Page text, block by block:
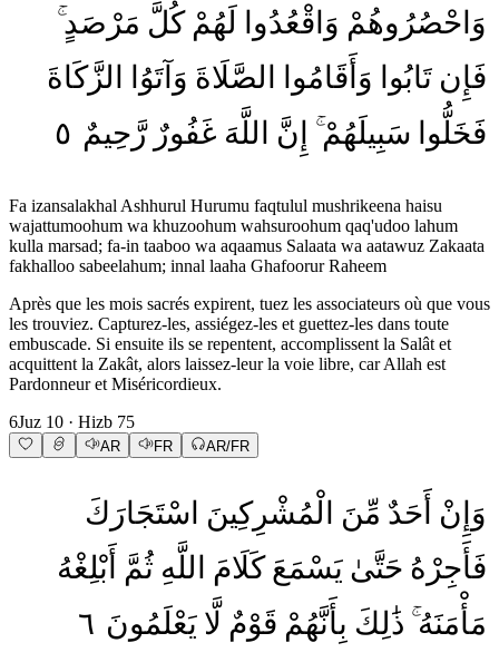
وَاحْصُرُوهُمْ وَاقْعُدُوا لَهُمْ كُلَّ مَرْصَدٍ
فَإِن تَابُوا وَأَقَامُوا الصَّلَاةَ وَآتَوُا
الزَّكَاةَ
فَخَلُّوا سَبِيلَهُمْ إِنَّ اللَّهَ غَفُورٌ رَّحِيمٌ ٥
Fa izansalakhal Ashhurul Hurumu faqtulul mushrikeena haisu
wajattumoohum wa khuzoohum wahsuroohum qaq'udoo lahum
kulla marsad; fa-in taaboo wa aqaamus Salaata wa aatawuz Zakaata
fakhalloo sabeelahum; innal laaha Ghafoorur Raheem
Après que les mois sacrés expirent, tuez les associateurs où que vous
les trouviez. Capturez-les, assiégez-les et guettez-les dans toute
embuscade. Si ensuite ils se repentent, accomplissent la Salât et
acquittent la Zakât, alors laissez-leur la voie libre, car Allah est
Pardonneur et Miséricordieux.
6Juz 10 · Hizb 75
AR FR AR/FR
وَإِنْ أَحَدٌ مِّنَ الْمُشْرِكِينَ اسْتَجَارَكَ
فَأَجِرْهُ حَتَّىٰ يَسْمَعَ كَلَامَ اللَّهِ ثُمَّ أَبْلِغْهُ
مَأْمَنَهُ ذَٰلِكَ بِأَنَّهُمْ قَوْمٌ لَّا يَعْلَمُونَ ٦